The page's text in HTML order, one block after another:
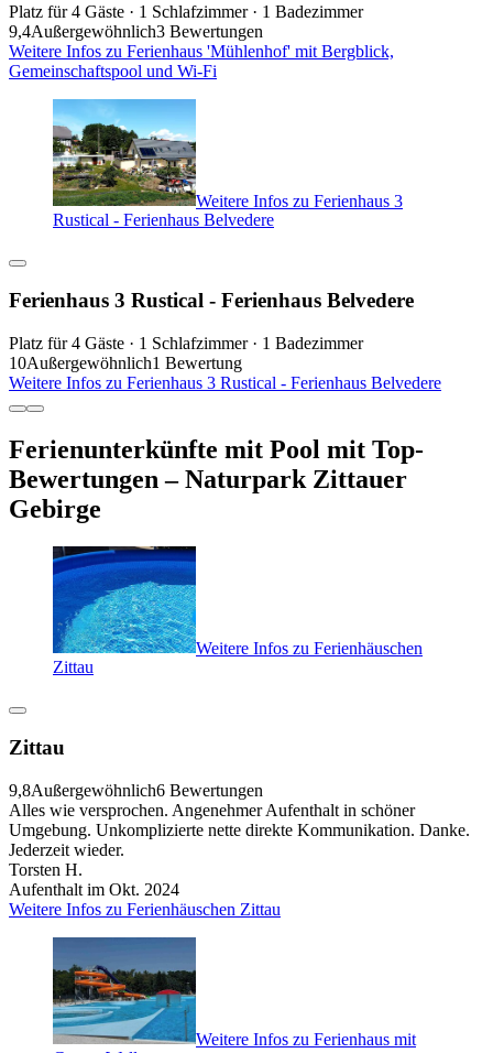
Platz für 4 Gäste · 1 Schlafzimmer · 1 Badezimmer
9,4Außergewöhnlich3 Bewertungen
Weitere Infos zu Ferienhaus 'Mühlenhof' mit Bergblick,
Gemeinschaftspool und Wi-Fi
Weitere Infos zu Ferienhaus 3
Rustical - Ferienhaus Belvedere
Ferienhaus 3 Rustical - Ferienhaus Belvedere
Platz für 4 Gäste · 1 Schlafzimmer · 1 Badezimmer
10Außergewöhnlich1 Bewertung
Weitere Infos zu Ferienhaus 3 Rustical - Ferienhaus Belvedere
Ferienunterkünfte mit Pool mit Top-
Bewertungen – Naturpark Zittauer
Gebirge
Weitere Infos zu Ferienhäuschen
Zittau
Zittau
9,8Außergewöhnlich6 Bewertungen
Alles wie versprochen. Angenehmer Aufenthalt in schöner
Umgebung. Unkomplizierte nette direkte Kommunikation. Danke.
Jederzeit wieder.
Torsten H.
Aufenthalt im Okt. 2024
Weitere Infos zu Ferienhäuschen Zittau
Weitere Infos zu Ferienhaus mit